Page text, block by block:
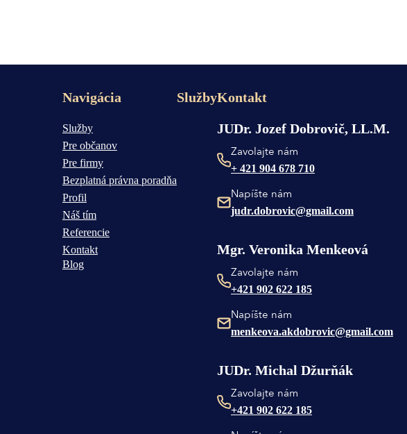
Navigácia
Služby
Pre občanov
Pre firmy
Bezplatná právna poradňa
Profil
Náš tím
Referencie
Kontakt
Blog
SlužbyKontakt
JUDr. Jozef Dobrovič, LL.M.
Zavolajte nám
+ 421 904 678 710
Napíšte nám
judr.dobrovic@gmail.com
Mgr. Veronika Menkeová
Zavolajte nám
+421 902 622 185
Napíšte nám
menkeova.akdobrovic@gmail.com
JUDr. Michal Džurňák
Zavolajte nám
+421 902 622 185